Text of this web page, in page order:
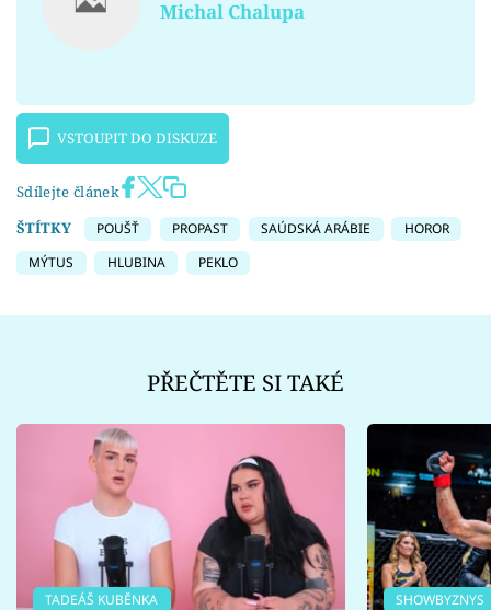
Michal Chalupa
VSTOUPIT DO DISKUZE
Sdílejte článek
ŠTÍTKY
POUŠŤ PROPAST SAÚDSKÁ ARÁBIE
HOROR
MÝTUS
HLUBINA PEKLO
PŘEČTĚTE SI TAKÉ
TADEÁŠ KUBĚNKA SHOWBYZNYS